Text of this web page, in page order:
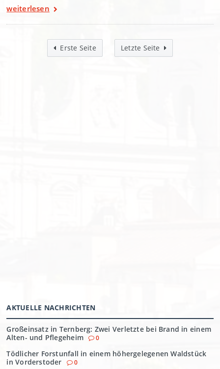
weiterlesen
Erste Seite Letzte Seite
AKTUELLE NACHRICHTEN
Großeinsatz in Ternberg: Zwei Verletzte bei Brand in einem
Alten- und Pflegeheim
0
Tödlicher Forstunfall in einem höhergelegenen Waldstück
in Vorderstoder
0